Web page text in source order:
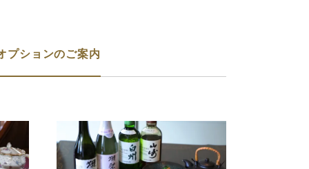
プションのご案内